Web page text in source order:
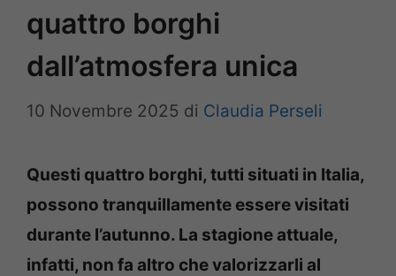
quattro borghi
dall’atmosfera unica
10 Novembre 2025 di Claudia Perseli
Questi quattro borghi, tutti situati in Italia,
possono tranquillamente essere visitati
durante l’autunno. La stagione attuale,
infatti, non fa altro che valorizzarli al